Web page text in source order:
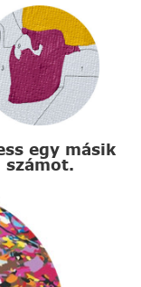
egy másik
számot.